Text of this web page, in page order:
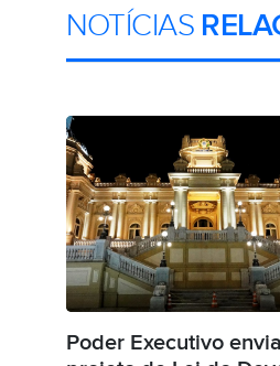
NOTÍCIAS
Poder Executivo envia